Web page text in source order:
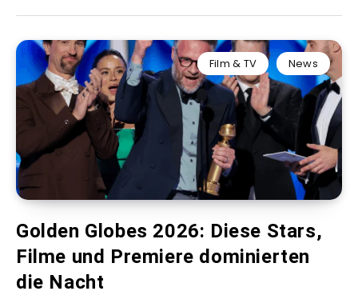
Film & TV News
Golden Globes 2026: Diese Stars,
Filme und Premiere dominierten
die Nacht